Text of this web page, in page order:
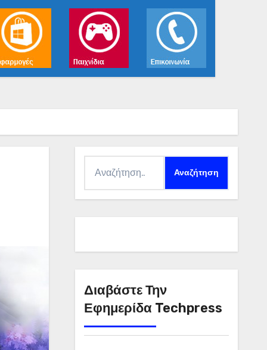
για:
Διαβάστε Την
Εφημερίδα Techpress